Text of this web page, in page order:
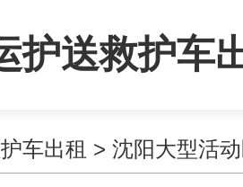
护送救护车
车出租 > 沈阳大型活